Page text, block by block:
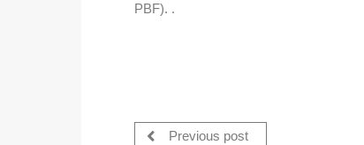
PBF). .
Previous post